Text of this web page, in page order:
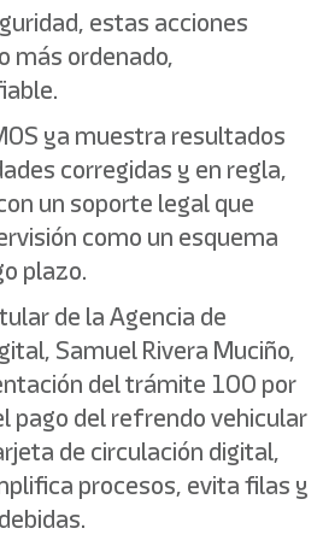
estas acciones
más ordenado,
ya muestra resultados
corregidas y en regla,
un soporte legal que
como un esquema
plazo.
de la Agencia de
Samuel Rivera Muciño,
del trámite 100 por
pago del refrendo vehicular
de circulación digital,
procesos, evita filas y